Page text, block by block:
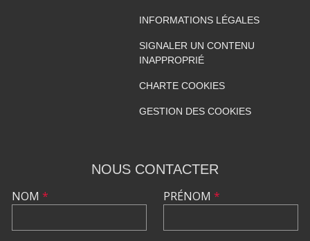
INFORMATIONS LÉGALES
SIGNALER UN CONTENU
INAPPROPRIÉ
CHARTE COOKIES
GESTION DES COOKIES
NOUS CONTACTER
NOM * PRÉNOM *